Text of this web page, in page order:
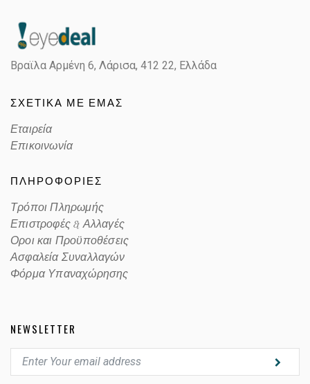
Βραϊλα Αρμένη 6, Λάρισα, 412 22, Ελλάδα
ΣΧΕΤΙΚΑ ΜΕ ΕΜΑΣ
Εταιρεία
Επικοινωνία
ΠΛΗΡΟΦΟΡΙΕΣ
Τρόποι Πληρωμής
Επιστροφές & Αλλαγές
Οροι και Προϋποθέσεις
Ασφαλεία Συναλλαγών
Φόρμα Υπαναχώρησης
NEWSLETTER